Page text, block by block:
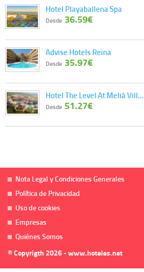
Hotel Playaballena Spa
Desde 36.59€
Advise Hotels Reina
Desde 35.97€
Hotel The Level At Meliá Vill…
Desde 51.27€
Nota Legal y Condiciones Generales
Política de Privacidad
Uso de cookies
Empresas
Quiénes Somos
© Copyrigth 2026 - www.hoteles.net